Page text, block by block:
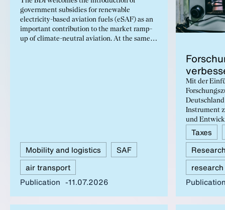
government subsidies for renewable
electricity-based aviation fuels (eSAF) as an
important contribution to the market ramp-
up of climate-neutral aviation. At the same
Mobility and logistics
SAF
air transport
Publication
11.07.2026
Mit der
Instrument
und
oder
auch nach
weiterhin
weitere
Ausweitung
deutliche
Taxes
Publication